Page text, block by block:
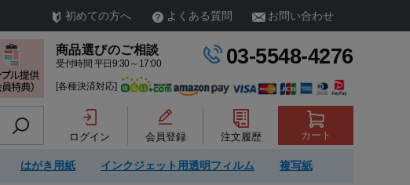
初めての方へ よくある質問 お問い合わせ
商品選びのご相談
受付時間 平日9:30～17:00 03-5548-4276
[各種決済対応]
ログイン 会員登録 注文履歴 カート
はがき用紙 インクジェット用透明フィルム 複写紙